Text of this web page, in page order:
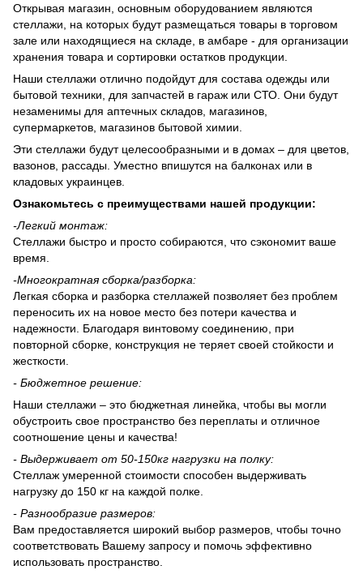
Открывая магазин, основным оборудованием являются
стеллажи, на которых будут размещаться товары в торговом
зале или находящиеся на складе, в амбаре - для организации
хранения товара и сортировки остатков продукции.
Наши стеллажи отлично подойдут для состава одежды или
бытовой техники, для запчастей в гараж или СТО. Они будут
незаменимы для аптечных складов, магазинов,
супермаркетов, магазинов бытовой химии.
Эти стеллажи будут целесообразными и в домах – для цветов,
вазонов, рассады. Уместно впишутся на балконах или в
кладовых украинцев.
Ознакомьтесь с преимуществами нашей продукции:
-Легкий монтаж:
Стеллажи быстро и просто собираются, что сэкономит ваше
время.
-Многократная сборка/разборка:
Легкая сборка и разборка стеллажей позволяет без проблем
переносить их на новое место без потери качества и
надежности. Благодаря винтовому соединению, при
повторной сборке, конструкция не теряет своей стойкости и
жесткости.
- Бюджетное решение:
Наши стеллажи – это бюджетная линейка, чтобы вы могли
обустроить свое пространство без переплаты и отличное
соотношение цены и качества!
- Выдерживает от 50-150кг нагрузки на полку:
Стеллаж умеренной стоимости способен выдерживать
нагрузку до 150 кг на каждой полке.
- Разнообразие размеров:
Вам предоставляется широкий выбор размеров, чтобы точно
соответствовать Вашему запросу и помочь эффективно
использовать пространство.